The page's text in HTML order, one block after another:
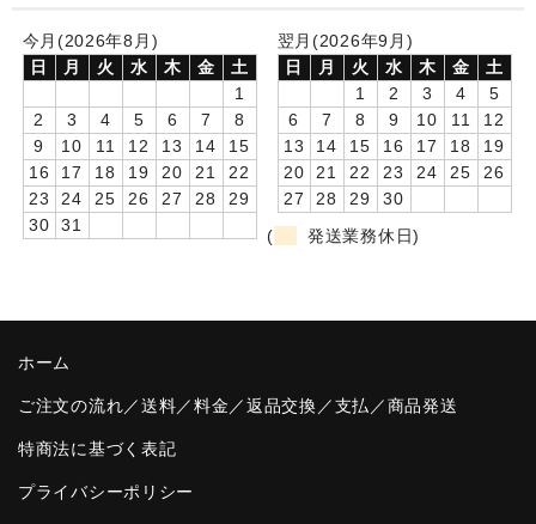
園や先生への贈り物
卒業記念品
音声入りフォトフレームクロック(集合)
音声入りフォトフレームクロック(校歌)
ポケットウォッチ
今月(2026年8月)
日
月 火 水 木 金
土
1
2
3 4 5 6 7
8
9
10 11 12 13 14
15
16
17 18 19 20 21
22
23
24 25 26 27 28
29
30
31
翌月(2026年9月)
日
月 火 水 木 金
土
1
2 3 4
5
6
7 8 9 10 11
12
13
14 15 16 17 18
19
20
21 22 23 24 25
26
27
28 29
30
(
発送業務休日)
ホーム
ご注文の流れ／送料／料金／返品交換／支払／商品発送
特商法に基づく表記
プライバシーポリシー